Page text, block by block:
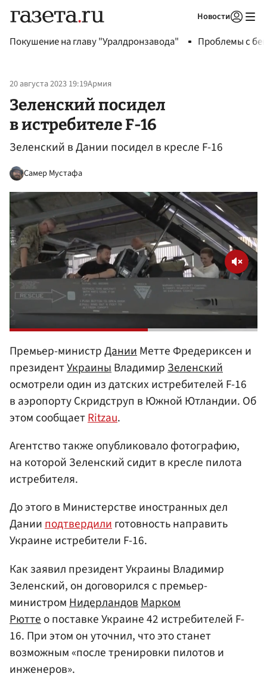
Новости
Покушение на главу "Уралдронзавода" Проблемы с
20 августа 2023 19:19Армия
Зеленский посидел
в истребителе F-16
Зеленский в Дании посидел в кресле F-16
Самер Мустафа
Премьер-министрДанииМетте Фредериксен и
президентУкраиныВладимирЗеленский
осмотрели один из датских истребителей F-16
в аэропорту Скридструп в Южной Ютландии. Об
этом сообщаетRitzau.
Агентство также опубликовало фотографию,
на которой Зеленский сидит в кресле пилота
истребителя.
До этого в Министерстве иностранных дел
Данииподтвердилиготовность направить
Украине истребители F-16.
Как заявил президент Украины Владимир
Зеленский, он договорился с премьер-
министром Нидерландов Марком
Рютте о поставке Украине 42 истребителей F-
16. При этом он уточнил, что это станет
возможным «после тренировки пилотов и
инженеров».